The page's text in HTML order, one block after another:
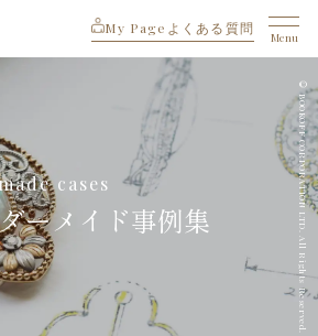
My Page よくある質問
Menu
cases
ーメイド事例集 © BOOKOFF CORPORATION LTD. All Rights Reserved.